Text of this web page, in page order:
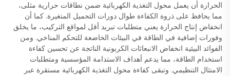
الحرارة أن يعمل محول التغذية الكهربائية ضمن نطاقات حرارية مثلى،
مما يحافظ على ذروة الكفاءة طوال دورات التحميل المتغيرة. كما أن
انخفاض إنتاج الحرارة يعني متطلبات تبريد أقل لمواقع التركيب، ما يخلق
وفورات إضافية في الطاقة في البيئات الخاضعة للتحكم المناخي. ومن
الفوائد البيئية انخفاض الانبعاثات الكربونية الناتجة عن تحسين كفاءة
استخدام الطاقة، مما يدعم أهداف الاستدامة المؤسسية ومتطلبات
الامتثال التنظيمي. وتبقى كفاءة محول التغذية الكهربائية مستقرة عبر